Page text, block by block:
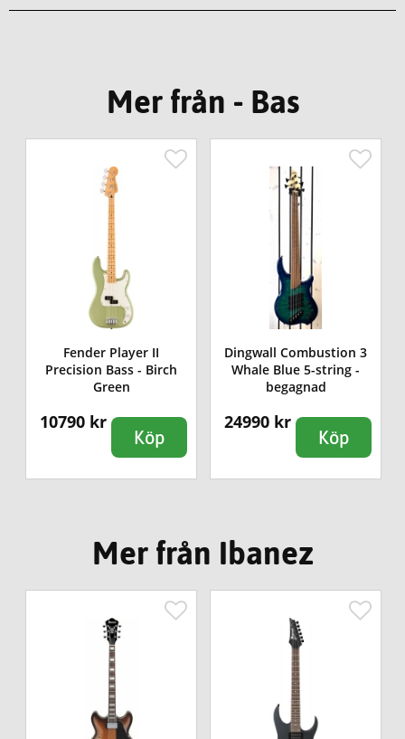
Mer från - Bas
Fender Player II
Precision Bass - Birch
Green
10790 kr
Köp
Dingwall Combustion 3
Whale Blue 5-string -
begagnad
24990 kr
Köp
Mer från Ibanez